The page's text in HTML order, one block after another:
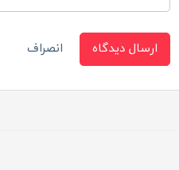
ارسال دیدگاه انصراف